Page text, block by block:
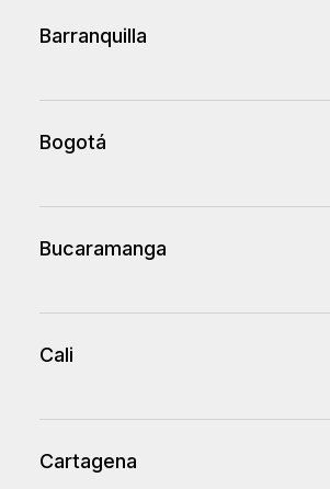
Barranquilla
Bogotá
Bucaramanga
Cali
Cartagena